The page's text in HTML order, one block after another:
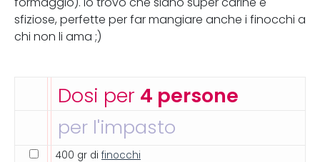
sfiziose, perfette per far mangiare anche i finocchi a
chi non li ama ;)
Dosi per 4 persone
per l'impasto
400 gr di finocchi